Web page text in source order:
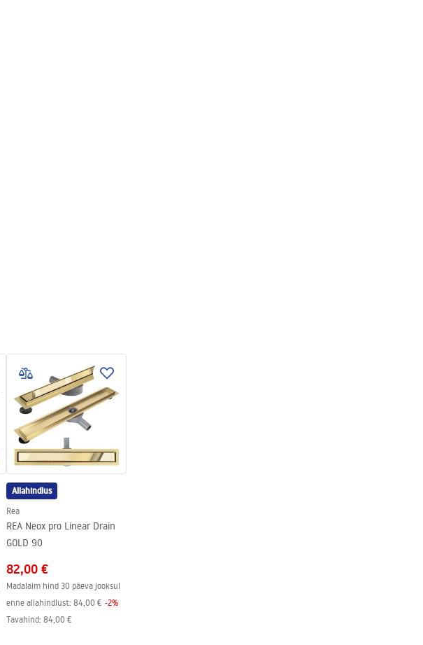
Allahindlus
Rea
REA Neox pro Linear Drain
GOLD 90
82,00 €
Madalaim hind 30 päeva jooksul
enne allahindlust: 84,00 € -2%
Tavahind: 84,00 €